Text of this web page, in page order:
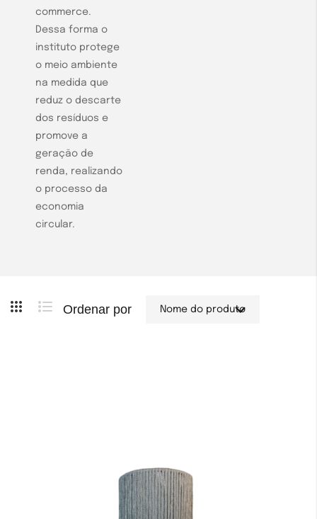
commerce.
Dessa forma o
instituto protege
o meio ambiente
na medida que
reduz o descarte
dos resíduos e
promove a
geração de
renda, realizando
o processo da
economia
circular.
Ordenar por